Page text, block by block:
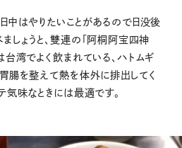
中はやりたいことがあるので日没後
しょうと、雙連の「阿桐阿宝四神
台湾でよく飲まれている、ハトムギ
腸を整えて熱を体外に排出してく
気味なときには最適です。